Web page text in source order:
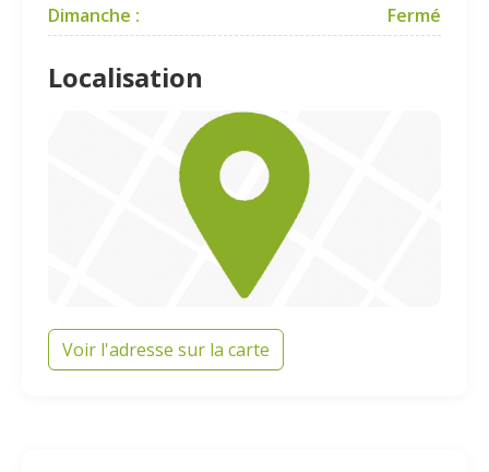
Dimanche :
Fermé
Localisation
Voir l'adresse sur la carte